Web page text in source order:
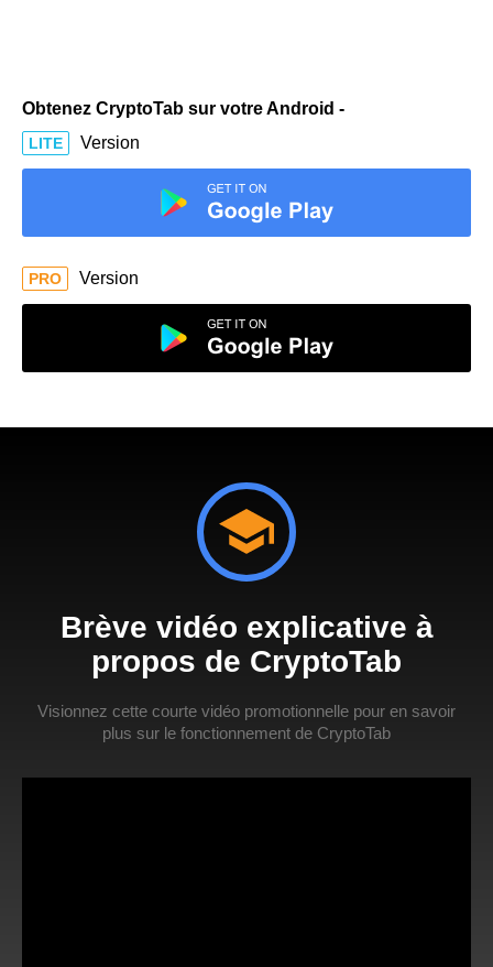
Obtenez CryptoTab sur votre Android -
LITE Version
PRO Version
Brève vidéo explicative à
propos de CryptoTab
Visionnez cette courte vidéo promotionnelle pour en savoir
plus sur le fonctionnement de CryptoTab